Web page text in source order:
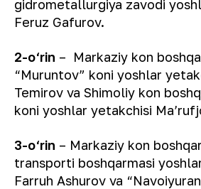
gidrometallurgiya zavodi
Feruz Gafurov.
2-o‘rin – Markaziy kon
“Muruntov” koni yoshlar
Temirov va Shimoliy kon
koni yoshlar yetakchisi
3-o‘rin – Markaziy kon
transporti boshqarmasi
Farruh Ashurov va